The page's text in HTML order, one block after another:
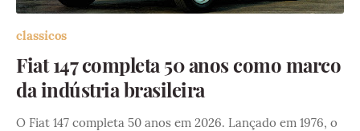
classicos
Fiat 147 completa 50 anos como marco
da indústria brasileira
O Fiat 147 completa 50 anos em 2026. Lançado em 1976, o